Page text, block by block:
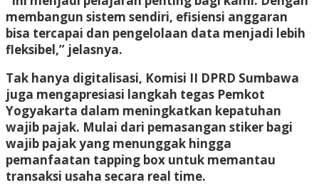
membangun sistem sendiri, efisiensi anggaran
bisa tercapai dan pengelolaan data menjadi lebih
fleksibel,” jelasnya.
Tak hanya digitalisasi, Komisi II DPRD Sumbawa
juga mengapresiasi langkah tegas Pemkot
Yogyakarta dalam meningkatkan kepatuhan
wajib pajak. Mulai dari pemasangan stiker bagi
wajib pajak yang menunggak hingga
pemanfaatan tapping box untuk memantau
transaksi usaha secara real time.